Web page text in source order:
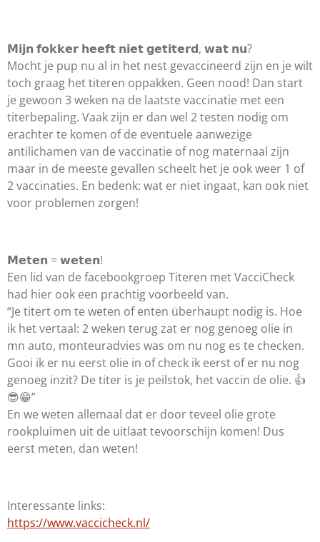
𝗠𝗶𝗷𝗻 𝗳𝗼𝗸𝗸𝗲𝗿 𝗵𝗲𝗲𝗳𝘁 𝗻𝗶𝗲𝘁 𝗴𝗲𝘁𝗶𝘁𝗲𝗿𝗱, 𝘄𝗮𝘁 𝗻𝘂?
Mocht je pup nu al in het nest gevaccineerd zijn en je wilt
toch graag het titeren oppakken. Geen nood! Dan start
je gewoon 3 weken na de laatste vaccinatie met een
titerbepaling. Vaak zijn er dan wel 2 testen nodig om
erachter te komen of de eventuele aanwezige
antilichamen van de vaccinatie of nog maternaal zijn
maar in de meeste gevallen scheelt het je ook weer 1 of
2 vaccinaties. En bedenk: wat er niet ingaat, kan ook niet
voor problemen zorgen!
𝗠𝗲𝘁𝗲𝗻 = 𝘄𝗲𝘁𝗲𝗻!
Een lid van de facebookgroep Titeren met VacciCheck
had hier ook een prachtig voorbeeld van.
“Je titert om te weten of enten überhaupt nodig is. Hoe
ik het vertaal: 2 weken terug zat er nog genoeg olie in
mn auto, monteuradvies was om nu nog es te checken.
Gooi ik er nu eerst olie in of check ik eerst of er nu nog
genoeg inzit? De titer is je peilstok, het vaccin de olie. 👍
😎😁”
En we weten allemaal dat er door teveel olie grote
rookpluimen uit de uitlaat tevoorschijn komen! Dus
eerst meten, dan weten!
Interessante links:
https://www.vaccicheck.nl/